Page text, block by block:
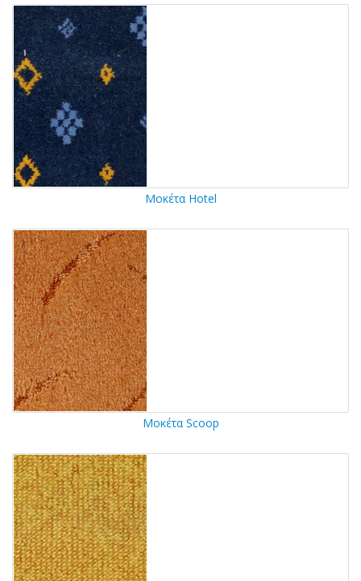
Μοκέτα Hotel
Μοκέτα Scoop